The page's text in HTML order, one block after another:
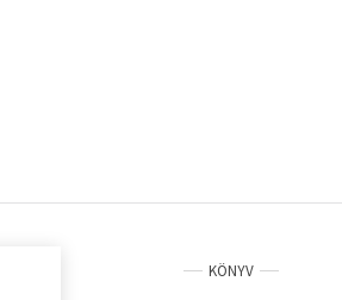
KÖNYV